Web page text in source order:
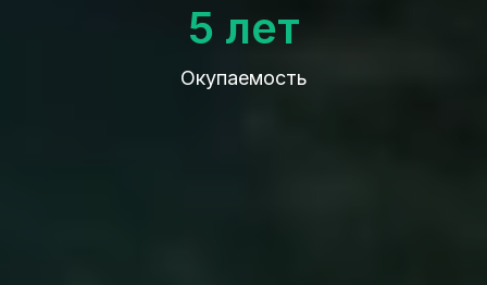
5 лет
Окупаемость